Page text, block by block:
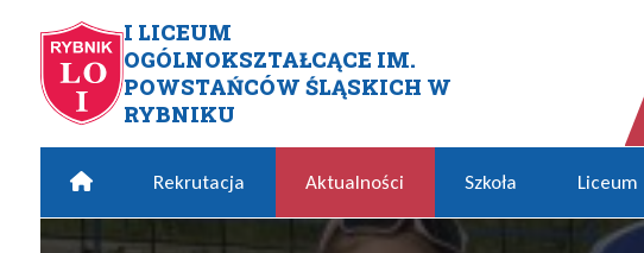
Przejdź do menu głównego
Przejdź do menu dodatkowego
Przejdź do treści
Mapa serwisu
I LICEUM
OGÓLNOKSZTAŁCĄCE IM.
POWSTAŃCÓW ŚLĄSKICH W
RYBNIKU
Plaża, słońce i zacięta
Home Rekrutacja Aktualności Szkoła Liceum